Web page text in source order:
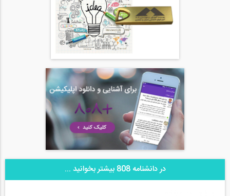
در دانشنامه 808 بیشتر بخوانید ...